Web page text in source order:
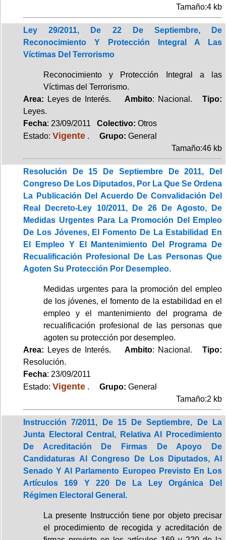
Tamaño:4 kb
Ley 29/2011, De 22 De Septiembre, De
Reconocimiento Y Protección Integral A Las
Víctimas Del Terrorismo
Reconocimiento y Protección Integral a las
Víctimas del Terrorismo.
Area: Leyes de Interés. Ambito: Nacional.Tipo:
Leyes.
Fecha: 23/09/2011 Colectivo: Otros
Estado: Vigente . Grupo: General
Tamaño:46 kb
Resolución De 15 De Septiembre De 2011, Del
Congreso De Los Diputados, Por La Que Se Ordena
La Publicación Del Acuerdo De Convalidación Del
Real Decreto-Ley 10/2011, De 26 De Agosto, De
Medidas Urgentes Para La Promoción Del Empleo
De Los Jóvenes, El Fomento De La Estabilidad En
El Empleo Y El Mantenimiento Del Programa De
Recualificación Profesional De Las Personas Que
Agoten Su Protección Por Desempleo.
Medidas urgentes para la promoción del empleo
de los jóvenes, el fomento de la estabilidad en el
empleo y el mantenimiento del programa de
recualificación profesional de las personas que
agoten su protección por desempleo.
Area: Leyes de Interés.Ambito: Nacional.Tipo:
Resolución.
Fecha: 23/09/2011
Estado: Vigente . Grupo: General
Tamaño:2 kb
Instrucción 7/2011, De 15 De Septiembre, De La
Junta Electoral Central, Relativa Al Procedimiento
De Acreditación De Firmas De Apoyo De
Candidaturas Al Congreso De Los Diputados, Al
Senado Y Al Parlamento Europeo Previsto En Los
Artículos 169 Y 220 De La Ley Orgánica Del
Régimen Electoral General.
La presente Instrucción tiene por objeto precisar
el procedimiento de recogida y acreditación de